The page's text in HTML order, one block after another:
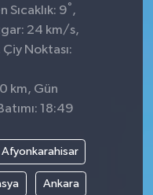
Sıcaklık: 9° ,
24 km/s,
Noktası:
km, Gün
18:49
Afyonkarahisar
Ankara